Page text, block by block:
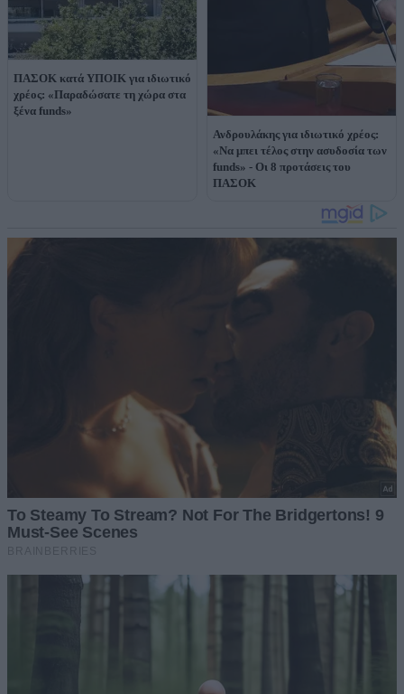
ΠΑΣΟΚ κατά ΥΠΟΙΚ για ιδιωτικό
χρέος: «Παραδώσατε τη χώρα στα
ξένα funds»
Ανδρουλάκης για ιδιωτικό χρέος:
«Να μπει τέλος στην ασυδοσία των
funds» - Οι 8 προτάσεις του
ΠΑΣΟΚ